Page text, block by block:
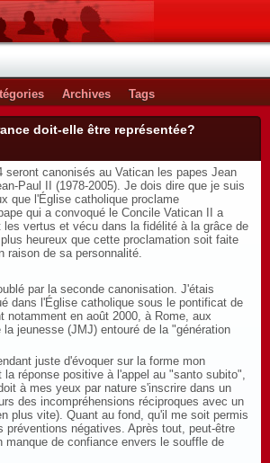
Archives Tags
doit-elle être représentée?
seront canonisés au Vatican les papes Jean
Paul II (1978-2005). Je dois dire que je suis
que l'Église catholique proclame
qui a convoqué le Concile Vatican II a
les vertus et vécu dans la fidélité à la grâce de
heureux que cette proclamation soit faite
raison de sa personnalité.
par la seconde canonisation. J'étais
dans l'Église catholique sous le pontificat de
notamment en août 2000, à Rome, aux
jeunesse (JMJ) entouré de la "génération
juste d'évoquer sur la forme mon
la réponse positive à l'appel au "santo subito",
à mes yeux par nature s'inscrire dans un
des incompréhensions réciproques avec un
plus vite). Quant au fond, qu'il me soit permis
préventions négatives. Après tout, peut-être
manque de confiance envers le souffle de